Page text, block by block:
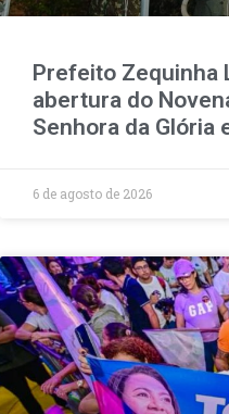
Prefeito Zequinha
abertura do
Senhora da Glória
6 de agosto de 2026